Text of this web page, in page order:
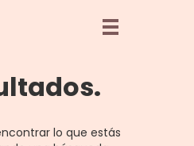
lo que estás